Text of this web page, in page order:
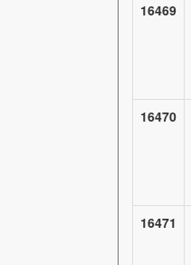
16469
16470
16471